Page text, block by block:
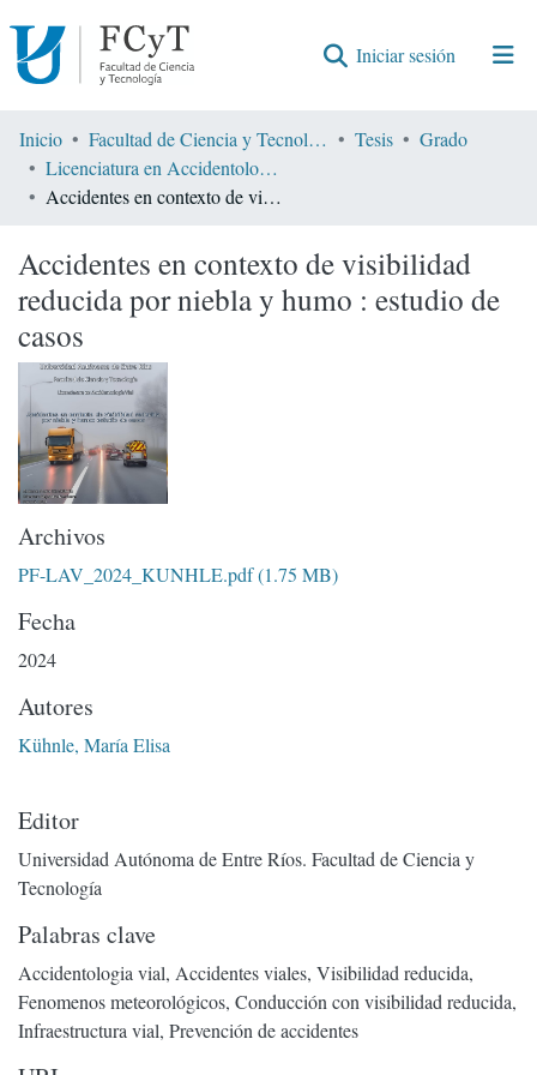
Iniciar sesión (current)
Comunidades
Encontrar por
Inicio Facultad de Ciencia y Tecnología Tesis
Grado
Licenciatura en Accidentología Vial
Accidentes en contexto de visibilidad reducida por niebla y humo : estudio de casos
Accidentes en contexto de visibilidad
reducida por niebla y humo : estudio de
casos
Archivos
PF-LAV_2024_KUNHLE.pdf(1.75 MB)
Fecha
2024
Autores
Kühnle, María Elisa
Editor
Universidad Autónoma de Entre Ríos. Facultad de Ciencia y
Tecnología
Palabras clave
Accidentologia vial, Accidentes viales, Visibilidad reducida,
Fenomenos meteorológicos, Conducción con visibilidad reducida,
Infraestructura vial, Prevención de accidentes